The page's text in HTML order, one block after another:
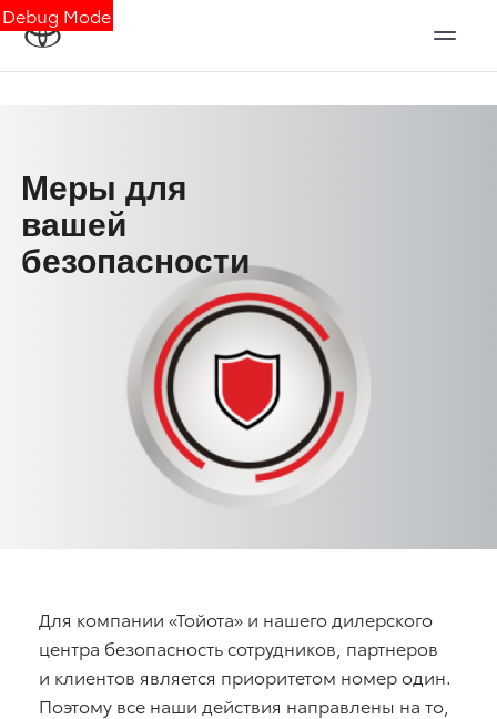
Debug Mode
Меры для
вашей
безопасности
Для компании «Тойота» и нашего дилерского
центра безопасность сотрудников, партнеров
и клиентов является приоритетом номер один.
Поэтому все наши действия направлены на то,